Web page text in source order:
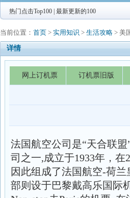
热门点击Top100 最新更新的100
当前位置： 首页 > 实用知识 > 生活攻略 > 美
详情
网上订机票 订机票旧版
法国航空公司是“天合联
司之一,成立于1933年，
因此组成了法国航空-荷
部则设于巴黎戴高乐国际